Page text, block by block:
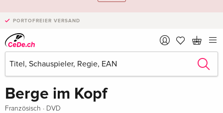
PORTOFREIER VERSAND
Schreibe die erste Bewertung! Teilen
vergriffen
Berge im Kopf
Französisch · DVD